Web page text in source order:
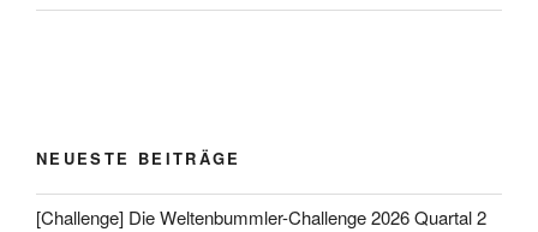
NEUESTE BEITRÄGE
[Challenge] Die Weltenbummler-Challenge 2026 Quartal 2